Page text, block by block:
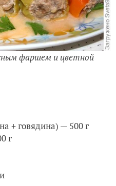
фаршем и цветной
+ говядина) — 500 г
г